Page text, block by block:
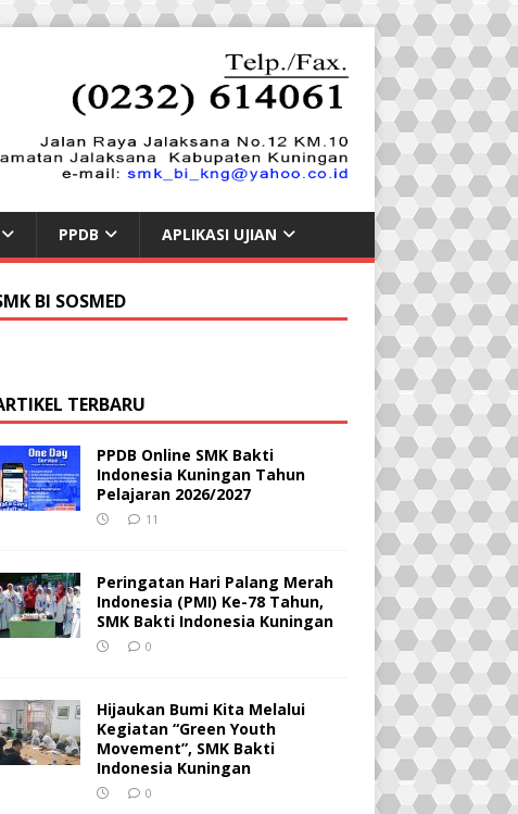
PPDB APLIKASI UJIAN
BI SOSMED
TERBARU
PPDB Online SMK Bakti
Indonesia Kuningan Tahun
Pelajaran 2026/2027
11
Peringatan Hari Palang Merah
Indonesia (PMI) Ke-78 Tahun,
SMK Bakti Indonesia Kuningan
0
Hijaukan Bumi Kita Melalui
Kegiatan “Green Youth
Movement”, SMK Bakti
Indonesia Kuningan
0